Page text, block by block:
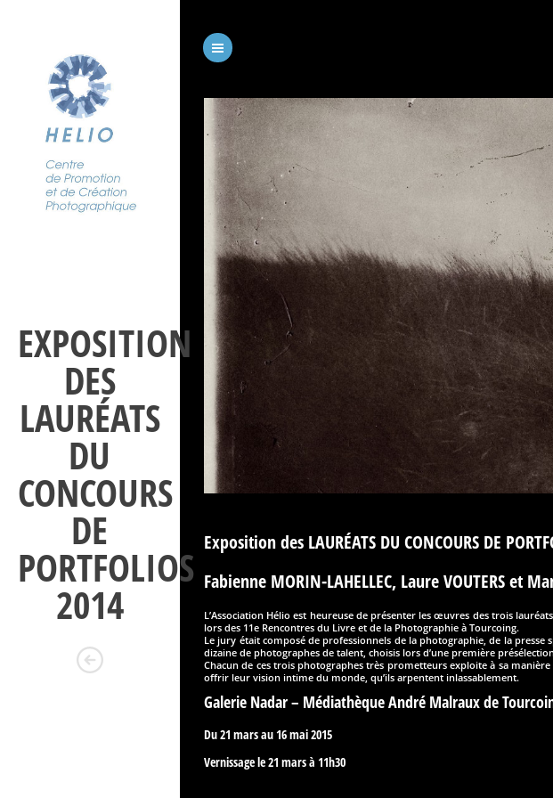
EXPOSITION
DES
LAURÉATS
DU
CONCOURS
DE
PORTFOLIOS
2014
Exposition des LAURÉATS DU CONCOURS DE
Fabienne MORIN-LAHELLEC, Laure VOUTERS et
L’Association Hélio est heureuse de présenter les œuvres des trois
lors des 11e Rencontres du Livre et de la Photographie à Tourcoing.
Le jury était composé de professionnels de la photographie, de la presse
dizaine de photographes de talent, choisis lors d’une première
Chacun de ces trois photographes très prometteurs exploite à sa
offrir leur vision intime du monde, qu’ils arpentent inlassablement.
Galerie Nadar – Médiathèque André Malraux de
Du 21 mars au 16 mai 2015
Vernissage le 21 mars à 11h30